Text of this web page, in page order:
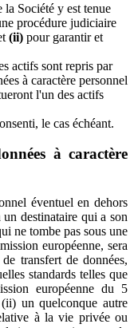
la Société y est tenue
procédure judiciaire
(ii) pour garantir et
actifs sont repris par
à caractère personnel
l'un des actifs
le cas échéant.
à caractère
éventuel en dehors
destinataire qui a son
ne tombe pas sous une
européenne, sera
transfert de données,
standards telles que
européenne du 5
un quelconque autre
à la vie privée ou